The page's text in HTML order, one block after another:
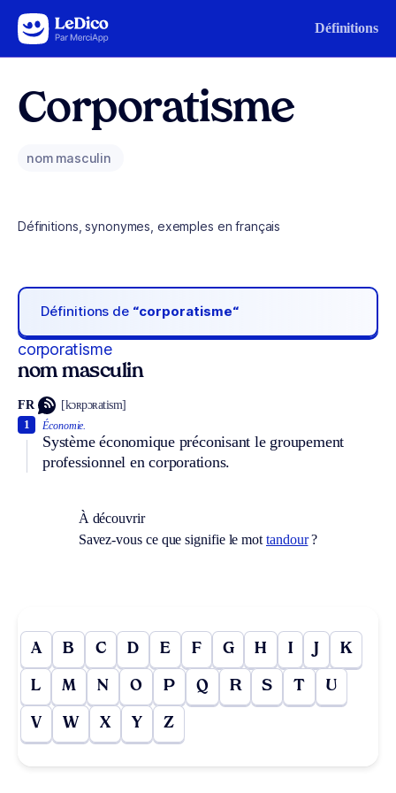
Aller au contenu Définitions
Corporatisme
nom masculin
Définitions, synonymes, exemples en français
Définitions de “corporatisme“
corporatisme
nom masculin
FR [kɔʀpɔʀatism]
Économie.
Système économique préconisant le groupement
professionnel en corporations.
1
À découvrir
Savez-vous ce que signifie le mot tandour?
A B C D E F G H I J K
L M N O P Q R S T U
V W X Y Z